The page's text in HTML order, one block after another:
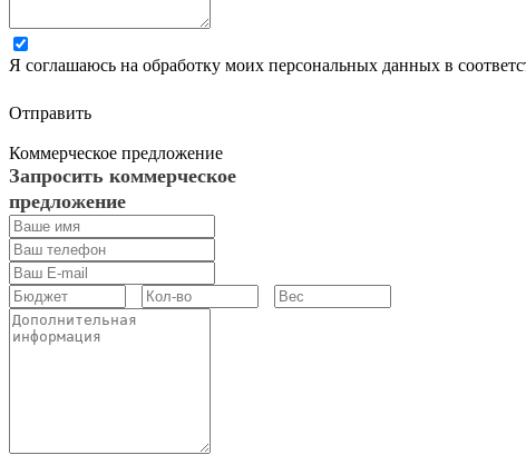
Я соглашаюсь на обработку моих персональных данных в
Отправить
Коммерческое предложение
Запросить коммерческое
предложение